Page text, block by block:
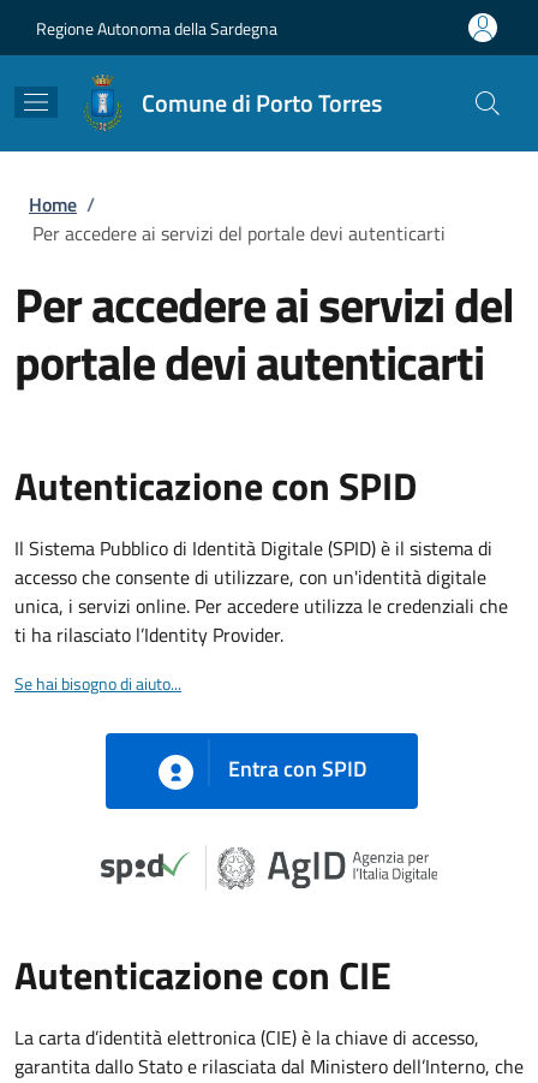
Regione Autonoma della Sardegna
Comune di Porto Torres
Briciole di pane
Home /
Per accedere ai servizi del portale devi autenticarti
Per accedere ai servizi del
portale devi autenticarti
Autenticazione con SPID
Il Sistema Pubblico di Identità Digitale (SPID) è il sistema di
accesso che consente di utilizzare, con un'identità digitale
unica, i servizi online. Per accedere utilizza le credenziali che
ti ha rilasciato l’Identity Provider.
Se hai bisogno di aiuto...
Entra con SPID
Autenticazione con CIE
La carta d’identità elettronica (CIE) è la chiave di accesso,
garantita dallo Stato e rilasciata dal Ministero dell’Interno, che